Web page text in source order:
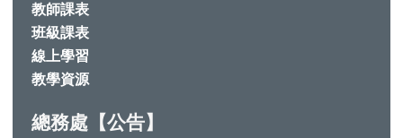
教師課表
班級課表
線上學習
教學資源
總務處【公告】